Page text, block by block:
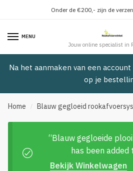
navigatie
inhoud
Onder de €200,- zijn de
MENU
Jouw online specialist in
Na het aanmaken van een
op je
Home / Blauw gegloeid
“Blauw gegloeide
has been added
Bekijk Winkelwagen